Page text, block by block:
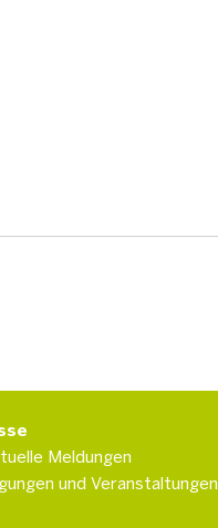
Meldungen
und Veranstaltungen